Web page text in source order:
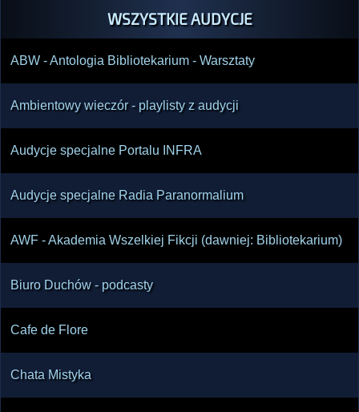
WSZYSTKIE AUDYCJE
ABW - Antologia Bibliotekarium - Warsztaty
Ambientowy wieczór - playlisty z audycji
Audycje specjalne Portalu INFRA
Audycje specjalne Radia Paranormalium
AWF - Akademia Wszelkiej Fikcji (dawniej: Bibliotekarium)
Biuro Duchów - podcasty
Cafe de Flore
Chata Mistyka